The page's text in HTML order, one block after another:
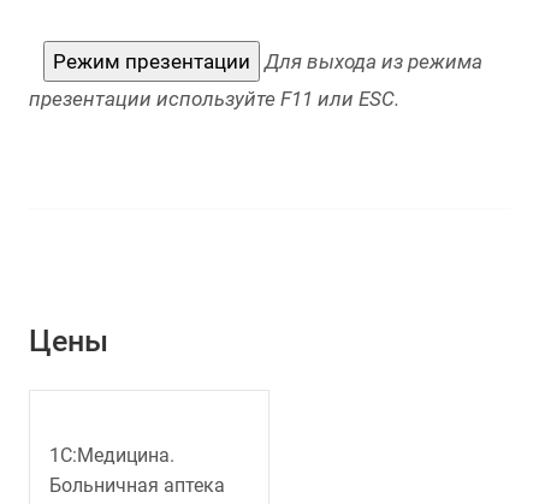
Режим презентации Для выхода из режима
презентации используйте F11 или ESC.
Цены
1С:Медицина.
Больничная аптека